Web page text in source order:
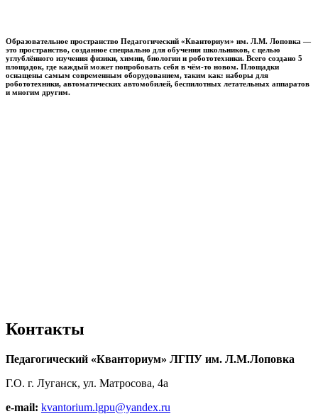
Образовательное пространство Педагогический «Кванториум» им. Л.М. Лоповка —
это пространство, созданное специально для обучения школьников, с целью
углублённого изучения физики, химии, биологии и робототехники. Всего создано 5
площадок, где каждый может попробовать себя в чём-то новом. Площадки
оснащены самым современным оборудованием, таким как: наборы для
робототехники, автоматических автомобилей, беспилотных летательных аппаратов
и многим другим.
Контакты
Педагогический «Кванториум» ЛГПУ им. Л.М.Лоповка
Г.О. г. Луганск, ул. Матросова, 4а
e-mail: kvantorium.lgpu@yandex.ru